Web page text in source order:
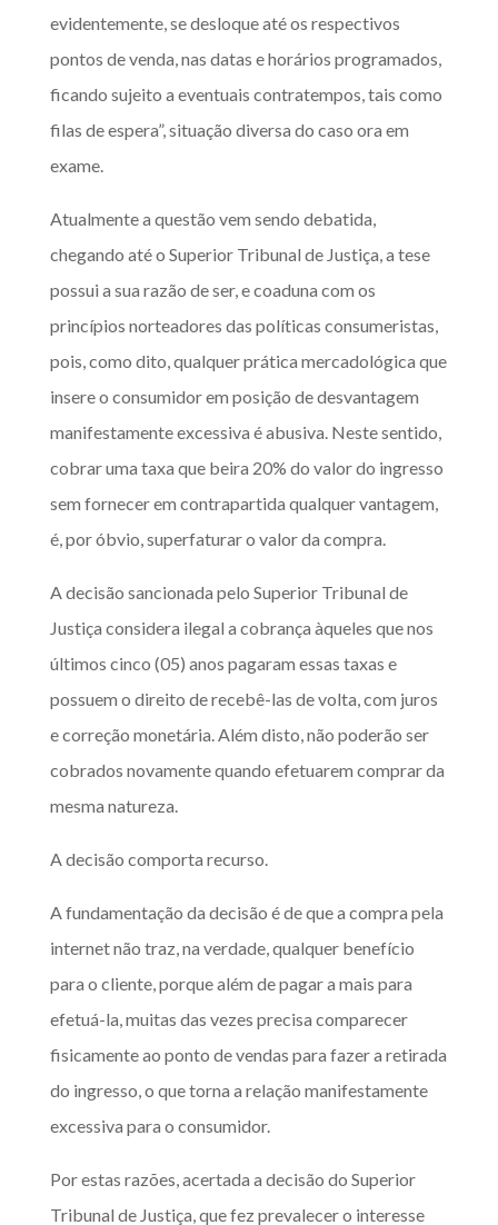
evidentemente, se desloque até os respectivos
pontos de venda, nas datas e horários programados,
ficando sujeito a eventuais contratempos, tais como
filas de espera”, situação diversa do caso ora em
exame.
Atualmente a questão vem sendo debatida,
chegando até o Superior Tribunal de Justiça, a tese
possui a sua razão de ser, e coaduna com os
princípios norteadores das políticas consumeristas,
pois, como dito, qualquer prática mercadológica que
insere o consumidor em posição de desvantagem
manifestamente excessiva é abusiva. Neste sentido,
cobrar uma taxa que beira 20% do valor do ingresso
sem fornecer em contrapartida qualquer vantagem,
é, por óbvio, superfaturar o valor da compra.
A decisão sancionada pelo Superior Tribunal de
Justiça considera ilegal a cobrança àqueles que nos
últimos cinco (05) anos pagaram essas taxas e
possuem o direito de recebê-las de volta, com juros
e correção monetária. Além disto, não poderão ser
cobrados novamente quando efetuarem comprar da
mesma natureza.
A decisão comporta recurso.
A fundamentação da decisão é de que a compra pela
internet não traz, na verdade, qualquer benefício
para o cliente, porque além de pagar a mais para
efetuá-la, muitas das vezes precisa comparecer
fisicamente ao ponto de vendas para fazer a retirada
do ingresso, o que torna a relação manifestamente
excessiva para o consumidor.
Por estas razões, acertada a decisão do Superior
Tribunal de Justiça, que fez prevalecer o interesse